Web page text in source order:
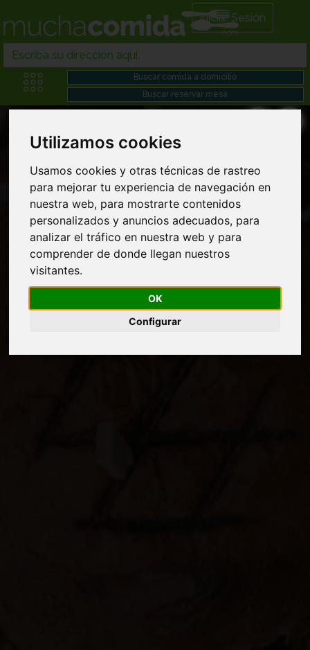
Utilizamos cookies
Usamos cookies y otras técnicas de rastreo
para mejorar tu experiencia de navegación en
nuestra web, para mostrarte contenidos
personalizados y anuncios adecuados, para
analizar el tráfico en nuestra web y para
comprender de donde llegan nuestros
visitantes.
OK
Configurar
Iniciar Sesión
Comida a domicilio en Villanueva de los
infantes